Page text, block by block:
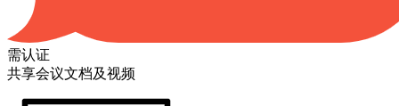
需认证
共享会议文档及视频